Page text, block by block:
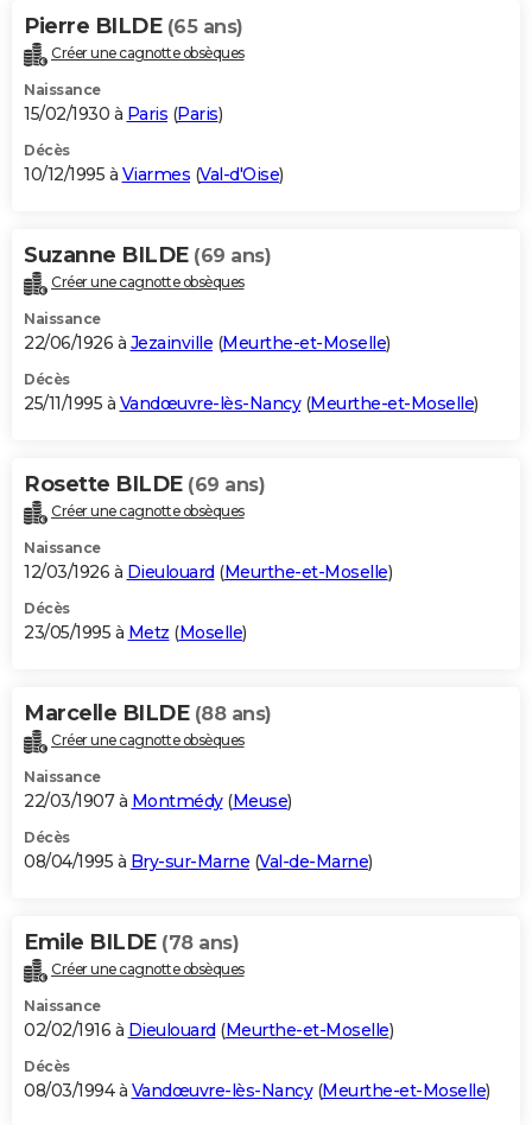
Pierre BILDE (65 ans)
Créer une cagnotte obsèques
Naissance
15/02/1930 à Paris (Paris)
Décès
10/12/1995 à Viarmes (Val-d'Oise)
Suzanne BILDE (69 ans)
Créer une cagnotte obsèques
Naissance
22/06/1926 à Jezainville (Meurthe-et-Moselle)
Décès
25/11/1995 à Vandœuvre-lès-Nancy(Meurthe-et-Moselle)
Rosette BILDE (69 ans)
Créer une cagnotte obsèques
Naissance
12/03/1926 à Dieulouard (Meurthe-et-Moselle)
Décès
23/05/1995 à Metz (Moselle)
Marcelle BILDE (88 ans)
Créer une cagnotte obsèques
Naissance
22/03/1907 à Montmédy(Meuse)
Décès
08/04/1995 à Bry-sur-Marne (Val-de-Marne)
Emile BILDE (78 ans)
Créer une cagnotte obsèques
Naissance
02/02/1916 à Dieulouard (Meurthe-et-Moselle)
Décès
08/03/1994 à Vandœuvre-lès-Nancy(Meurthe-et-Moselle)